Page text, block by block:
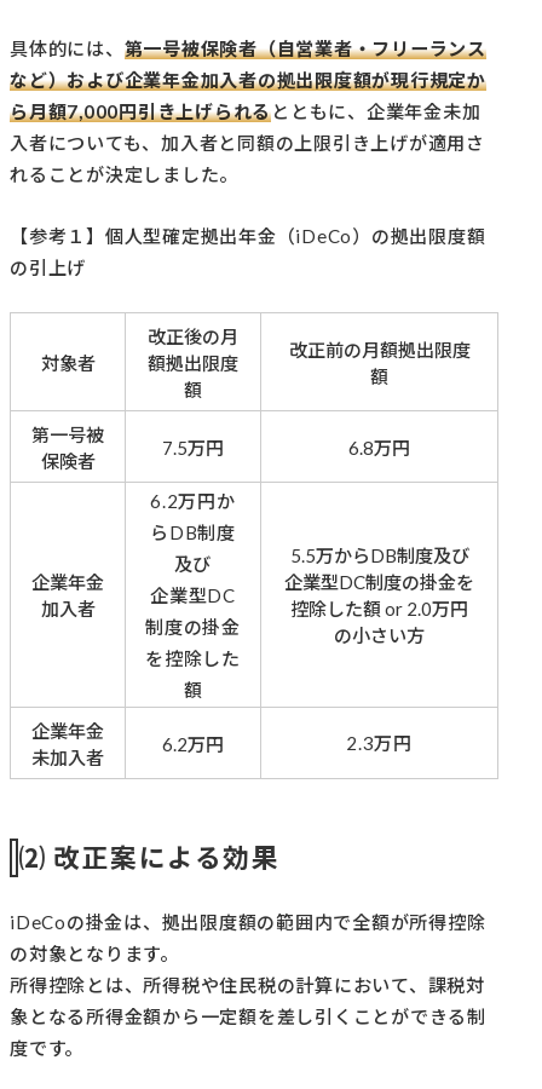
具体的には、 第一号被保険者（自営業者・フリーランス
など）および企業年金加入者の拠出限度額が現行規定か
ら月額7,000円引き上げられるとともに、企業年金未加
入者についても、加入者と同額の上限引き上げが適用さ
れることが決定しました。
【参考１】個人型確定拠出年金（iDeCo）の拠出限度額
の引上げ
対象者
改正後の月
額拠出限度
額
改正前の月額拠出限度
額
第一号被
保険者
7.5万円 6.8万円
企業年金
加入者
6.2万円か
らDB制度
及び
企業型DC
制度の掛金
を控除した
額
5.5万からDB制度及び
企業型DC制度の掛金を
控除した額 or 2.0万円
の小さい方
企業年金
未加入者
6.2万円 2.3万円
⑵ 改正案による効果
iDeCoの掛金は、拠出限度額の範囲内で全額が所得控除
の対象となります。
所得控除とは、所得税や住民税の計算において、課税対
象となる所得金額から一定額を差し引くことができる制
度です。